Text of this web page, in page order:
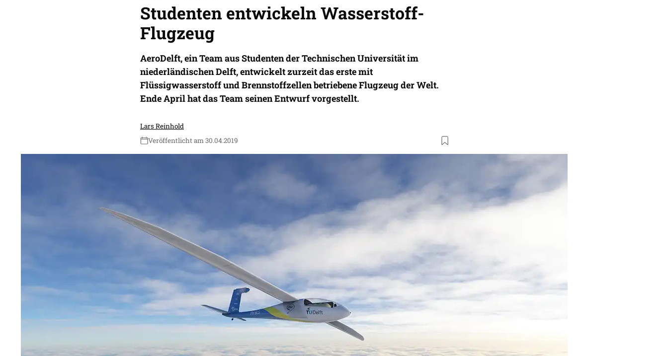
Studenten entwickeln Wasserstoff-
Flugzeug
AeroDelft, ein Team aus Studenten der Technischen Universität im
niederländischen Delft, entwickelt zurzeit das erste mit
Flüssigwasserstoff und Brennstoffzellen betriebene Flugzeug der Welt.
Ende April hat das Team seinen Entwurf vorgestellt.
Lars Reinhold
Veröffentlicht am 30.04.2019